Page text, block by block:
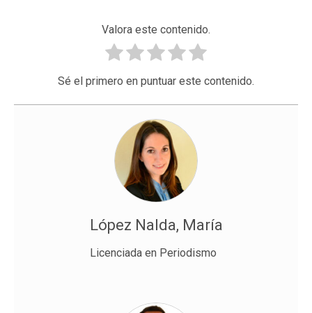
Valora este contenido.
Sé el primero en puntuar este contenido.
López Nalda, María
Licenciada en Periodismo